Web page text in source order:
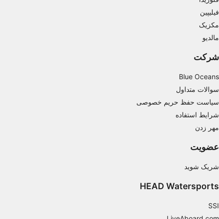
فیلیپین
مکزیک
مالدیو
شرکت
Blue Oceans
سوالات متداول
سیاست حفظ حریم خصوصی
شرایط استفاده
مهر زدن
عضویت
شریک شوید
HEAD Watersports
SSI